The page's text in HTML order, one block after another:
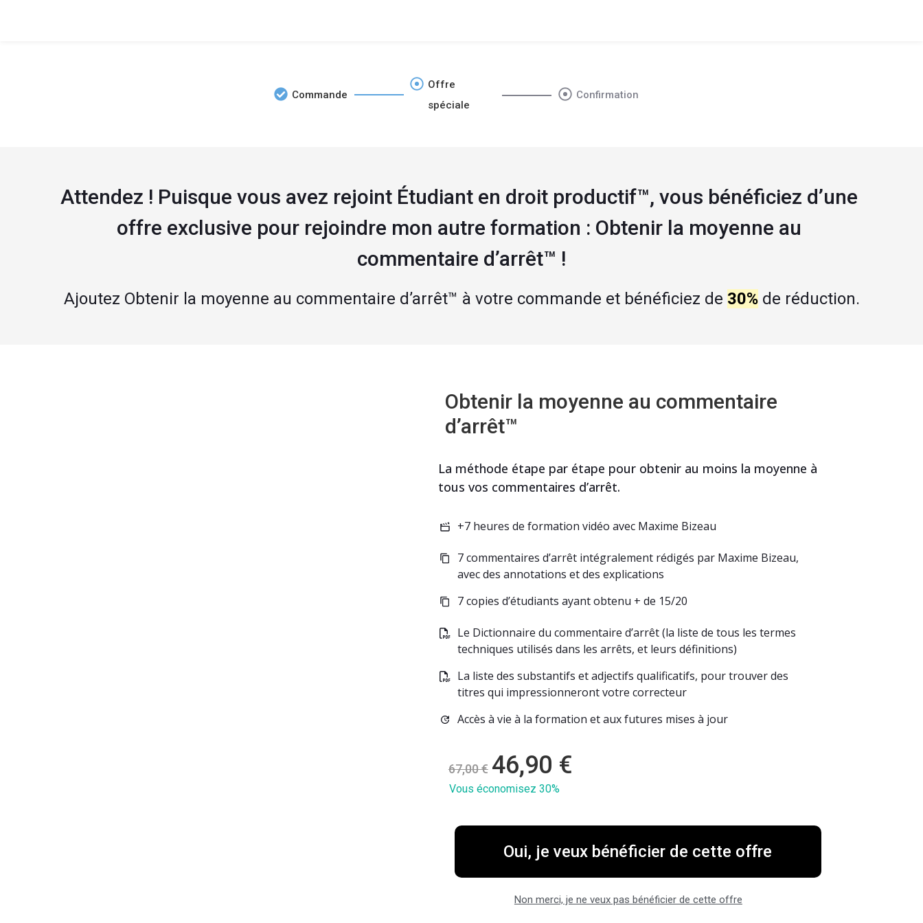
Commande
Offre
spéciale
Confirmation
Attendez ! Puisque vous avez rejoint Étudiant en droit productif™, vous bénéficiez d’une
offre exclusive pour rejoindre mon autre formation : Obtenir la moyenne au
commentaire d’arrêt™ !​
Ajoutez Obtenir la moyenne au commentaire d’arrêt™ à votre commande et bénéficiez de 30% de réduction.
Obtenir la moyenne au commentaire
d’arrêt™
La méthode étape par étape pour obtenir au moins la moyenne à
tous vos commentaires d’arrêt.
+7 heures de formation vidéo avec Maxime Bizeau
7 commentaires d’arrêt intégralement rédigés par Maxime Bizeau,
avec des annotations et des explications
7 copies d’étudiants ayant obtenu + de 15/20
Le Dictionnaire du commentaire d’arrêt (la liste de tous les termes
techniques utilisés dans les arrêts, et leurs définitions)
La liste des substantifs et adjectifs qualificatifs, pour trouver des
titres qui impressionneront votre correcteur
Accès à vie à la formation et aux futures mises à jour
67,00€ 46,90 €
Vous économisez 30%
Oui, je veux bénéficier de cette offre
Non merci, je ne veux pas bénéficier de cette offre